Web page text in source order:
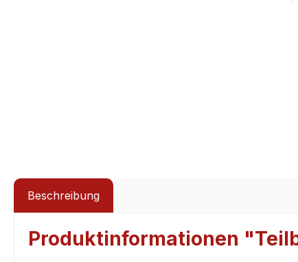
Beschreibung
Produktinformationen